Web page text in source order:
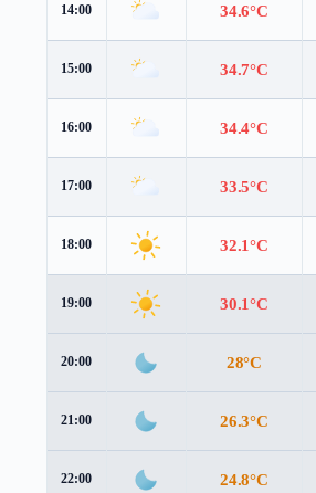
14:00 34.6°C
15:00 34.7°C
16:00 34.4°C
17:00 33.5°C
18:00 32.1°C
19:00 30.1°C
20:00 28°C
21:00 26.3°C
22:00 24.8°C